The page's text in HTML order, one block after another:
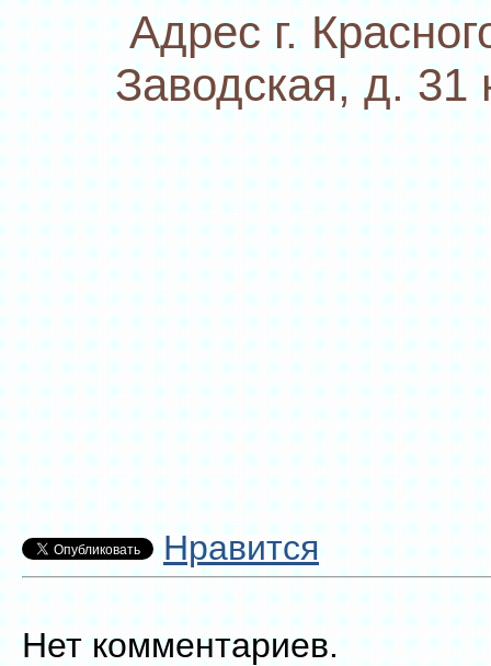
Адрес г.
Заводская, д. 31
Нравится
Нет комментариев.